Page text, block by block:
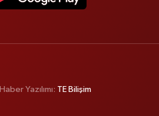
Haber Yazılımı: TE Bilişim